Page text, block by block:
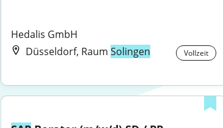
Hedalis GmbH
Düsseldorf, RaumSolingen Vollzeit